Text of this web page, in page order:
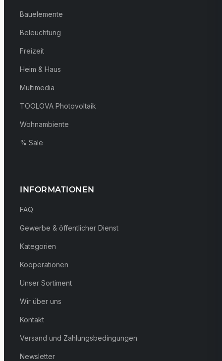
Bauelemente
Beleuchtung
Freizeit
Heim & Haus
Multimedia
TOOLOVA Photovoltaik
Wohnambiente
% Sale
INFORMATIONEN
FAQ
Gewerbe & öffentlicher Dienst
Kategorien
Kooperationen
Unser Sortiment
Wir über uns
Kontakt
Versand und Zahlungsbedingungen
Newsletter